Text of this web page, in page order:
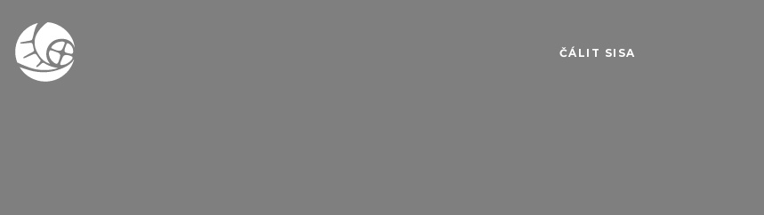
ČÁLIT SISA